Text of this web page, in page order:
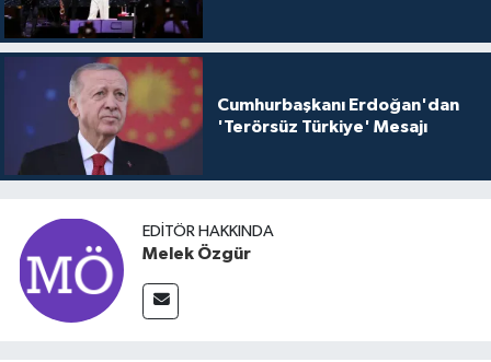
Cumhurbaşkanı Erdoğan'dan
'Terörsüz Türkiye' Mesajı
EDITÖR HAKKINDA
Melek Özgür